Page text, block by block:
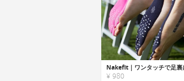
¥ 980